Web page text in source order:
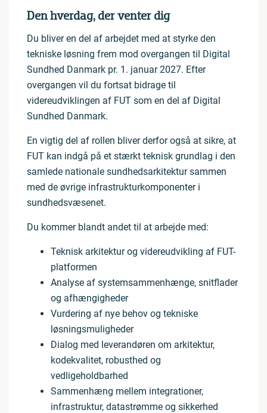
Den hverdag, der venter dig
Du bliver en del af arbejdet med at styrke den
tekniske løsning frem mod overgangen til Digital
Sundhed Danmark pr. 1. januar 2027. Efter
overgangen vil du fortsat bidrage til
videreudviklingen af FUT som en del af Digital
Sundhed Danmark.
En vigtig del af rollen bliver derfor også at sikre, at
FUT kan indgå på et stærkt teknisk grundlag i den
samlede nationale sundhedsarkitektur sammen
med de øvrige infrastrukturkomponenter i
sundhedsvæsenet.
Du kommer blandt andet til at arbejde med:
Teknisk arkitektur og videreudvikling af FUT-
platformen
Analyse af systemsammenhænge, snitflader
og afhængigheder
Vurdering af nye behov og tekniske
løsningsmuligheder
Dialog med leverandøren om arkitektur,
kodekvalitet, robusthed og
vedligeholdbarhed
Sammenhæng mellem integrationer,
infrastruktur, datastrømme og sikkerhed